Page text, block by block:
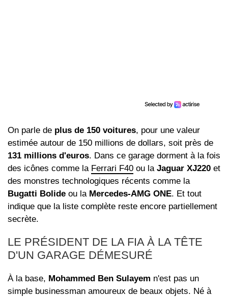
On parle de plus de 150 voitures, pour une valeur
estimée autour de 150 millions de dollars, soit près de
131 millions d'euros. Dans ce garage dorment à la fois
des icônes comme la Ferrari F40 ou la Jaguar XJ220 et
des monstres technologiques récents comme la
Bugatti Bolide ou la Mercedes-AMG ONE. Et tout
indique que la liste complète reste encore partiellement
secrète.
LE PRÉSIDENT DE LA FIA À LA TÊTE
D'UN GARAGE DÉMESURÉ
À la base, Mohammed Ben Sulayem n'est pas un
simple businessman amoureux de beaux objets. Né à